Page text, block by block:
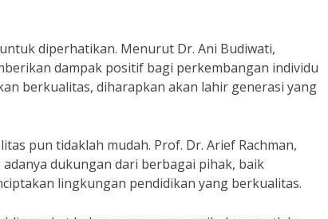
diperhatikan. Menurut Dr. Ani Budiwati,
dampak positif bagi perkembangan individu
berkualitas, diharapkan akan lahir generasi yang
pun tidaklah mudah. Prof. Dr. Arief Rachman,
dukungan dari berbagai pihak, baik
lingkungan pendidikan yang berkualitas.